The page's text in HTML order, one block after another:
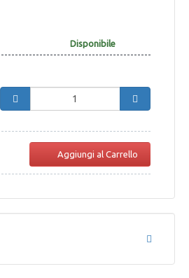
Disponibile
Aggiungi al Carrello